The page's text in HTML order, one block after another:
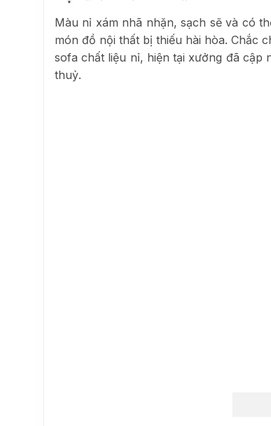
Màu nỉ xám nhã nhặn, sạch sẽ và có
món đồ nội thất bị thiếu hài hòa. Chắc
sofa chất liệu nỉ, hiện tại xưởng đã cập
thuỷ.